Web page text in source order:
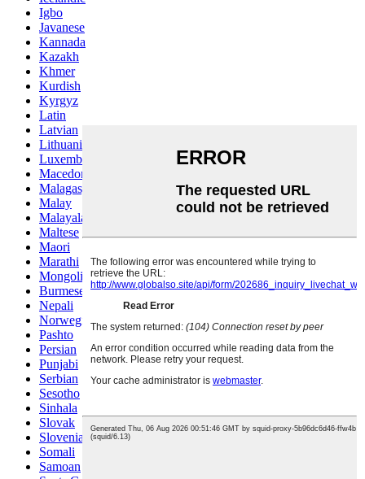
Igbo
Javanese
Kannada
Kazakh
Khmer
Kurdish
Kyrgyz
Latin
Latvian
Lithuanian
Luxembou..
Macedonian
Malagasy
Malay
Malayalam
Maltese
Maori
Marathi
Mongolian
Burmese
Nepali
Norwegian
Pashto
Persian
Punjabi
Serbian
Sesotho
Sinhala
Slovak
Slovenian
Somali
Samoan